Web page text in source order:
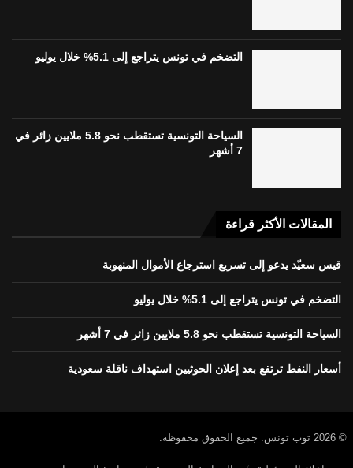
التضخم في تونس يتراجع إلى 5.1% خلال يوليو
السياحة التونسية تستقطب نحو 5.8 ملايين زائر في
7 أشهر
المقالات الأكثر قراءة
قيس سعيّد يدعو إلى تسريع استرجاع الأموال المنهوبة
التضخم في تونس يتراجع إلى 5.1% خلال يوليو
السياحة التونسية تستقطب نحو 5.8 ملايين زائر في 7 أشهر
أسعار النفط ترتفع بعد إعلان الحوثيين استهداف ناقلة سعودية
© 2026 توب تونس. جميع الحقوق محفوظة.